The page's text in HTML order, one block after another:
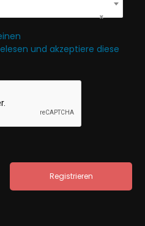
×
und akzeptiere diese